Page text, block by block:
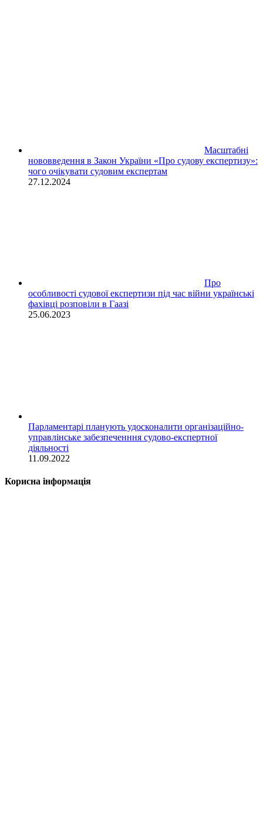
Масштабні
нововведення в Закон України «Про судову експертизу»:
чого очікувати судовим експертам
27.12.2024
Про
особливості судової експертизи під час війни українські
фахівці розповіли в Гаазі
25.06.2023
Парламентарі планують удосконалити організаційно-
управлінське забезпеченння судово-експертної
діяльності
11.09.2022
Корисна інформація